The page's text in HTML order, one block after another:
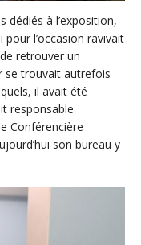
dédiés à l’exposition,
l’occasion ravivait
retrouver un
se trouvait autrefois
il avait été
responsable
Conférencière
son bureau y